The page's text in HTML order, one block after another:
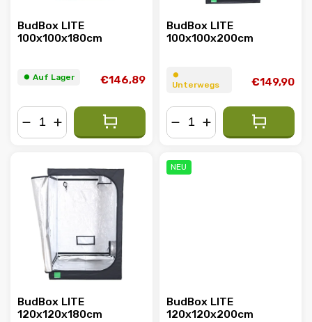
BudBox LITE
100x100x180cm
⏺︎ Auf Lager €146,89
BudBox LITE
100x100x200cm
⏺︎
Unterwegs
€149,90
BudBox LITE
120x120x180cm
NEU
BudBox LITE
120x120x200cm